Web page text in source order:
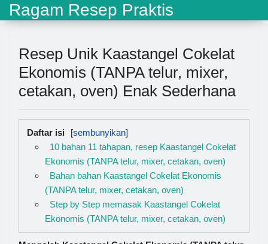
Ragam Resep Praktis
Resep Unik Kaastangel Cokelat
Ekonomis (TANPA telur, mixer,
cetakan, oven) Enak Sederhana
Daftar isi
10 bahan 11 tahapan, resep Kaastangel Cokelat
Ekonomis (TANPA telur, mixer, cetakan, oven)
Bahan bahan Kaastangel Cokelat Ekonomis
(TANPA telur, mixer, cetakan, oven)
Step by Step memasak Kaastangel Cokelat
Ekonomis (TANPA telur, mixer, cetakan, oven)